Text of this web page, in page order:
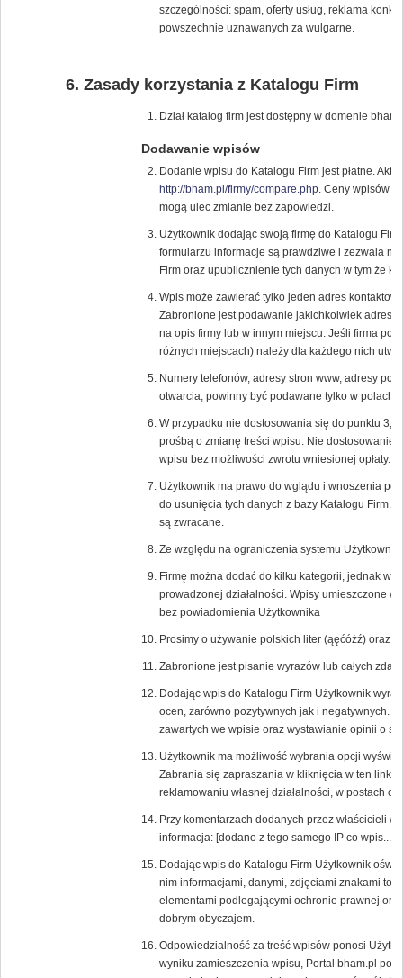
szczególności: spam, oferty usług, reklama
powszechnie uznawanych za wulgarne.
Zasady korzystania z Katalogu Firm
Dział katalog firm jest dostępny w domenie
Dodawanie wpisów
Dodanie wpisu do Katalogu Firm jest płatne.
http://bham.pl/firmy/compare.php. Ceny wpisów
mogą ulec zmianie bez zapowiedzi.
Użytkownik dodając swoją firmę do Katalogu
formularzu informacje są prawdziwe i zezwala
Firm oraz upublicznienie tych danych w tym że
Wpis może zawierać tylko jeden adres
Zabronione jest podawanie jakichkolwiek
na opis firmy lub w innym miejscu. Jeśli firma
różnych miejscach) należy dla każdego nich
Numery telefonów, adresy stron www, adresy
otwarcia, powinny być podawane tylko w polach
W przypadku nie dostosowania się do punktu 3,
prośbą o zmianę treści wpisu. Nie dostosowanie
wpisu bez możliwości zwrotu wniesionej opłaty.
Użytkownik ma prawo do wglądu i wnoszenia
do usunięcia tych danych z bazy Katalogu Firm.
są zwracane.
Ze względu na ograniczenia systemu
Firmę można dodać do kilku kategorii, jednak
prowadzonej działalności. Wpisy umieszczone
bez powiadomienia Użytkownika
Prosimy o używanie polskich liter (ąęćóżź) oraz
Zabronione jest pisanie wyrazów lub całych
Dodając wpis do Katalogu Firm Użytkownik
ocen, zarówno pozytywnych jak i negatywnych.
zawartych we wpisie oraz wystawianie opinii o
Użytkownik ma możliwość wybrania opcji
Zabrania się zapraszania w kliknięcia w ten link
reklamowaniu własnej działalności, w postach
Przy komentarzach dodanych przez właścicieli
informacja: [dodano z tego samego IP co wpis....].
Dodając wpis do Katalogu Firm Użytkownik
nim informacjami, danymi, zdjęciami znakami
elementami podlegającymi ochronie prawnej
dobrym obyczajem.
Odpowiedzialność za treść wpisów ponosi
wyniku zamieszczenia wpisu, Portal bham.pl